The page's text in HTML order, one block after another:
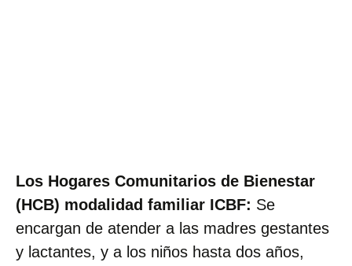
Los Hogares Comunitarios de Bienestar
(HCB) modalidad familiar ICBF: Se
encargan de atender a las madres gestantes
y lactantes, y a los niños hasta dos años,